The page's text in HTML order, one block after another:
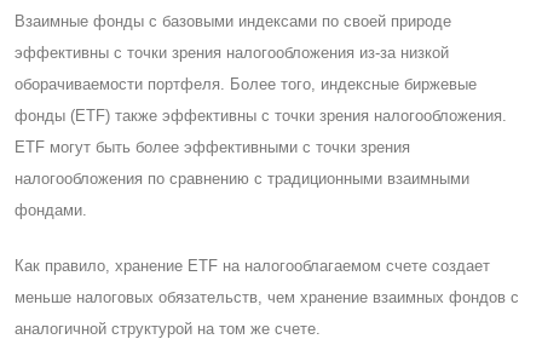
Взаимные фонды с базовыми индексами по своей природе
эффективны с точки зрения налогообложения из-за низкой
оборачиваемости портфеля. Более того, индексные биржевые
фонды (ETF) также эффективны с точки зрения налогообложения.
ETF могут быть более эффективными с точки зрения
налогообложения по сравнению с традиционными взаимными
фондами.
Как правило, хранение ETF на налогооблагаемом счете создает
меньше налоговых обязательств, чем хранение взаимных фондов с
аналогичной структурой на том же счете.